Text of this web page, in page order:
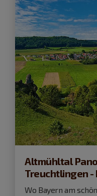
Altmühltal
Treuchtlingen -
Wo Bayern am